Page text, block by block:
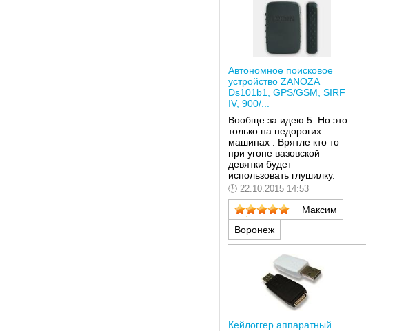
Автономное поисковое
устройство ZANOZA
Ds101b1, GPS/GSM, SIRF
IV, 900/...
Вообще за идею 5. Но это
только на недорогих
машинах . Врятле кто то
при угоне вазовской
девятки будет
использовать глушилку.
22.10.2015 14:53
Максим
Воронеж
Кейлоггер аппаратный